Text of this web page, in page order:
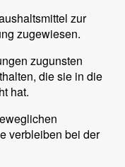
zur
zugewiesen.
zugunsten
die sie in die
hat.
verbleiben bei der